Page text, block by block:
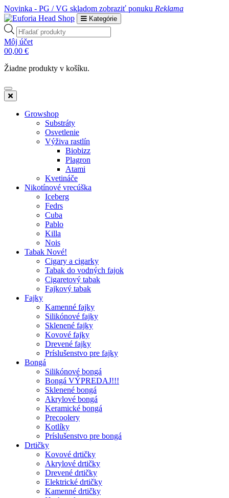
Novinka - PG / VG skladom zobraziť ponuku Reklama
Kategórie
Products
search
Môj účet
00,00 €
Žiadne produkty v košíku.
Growshop
Substráty
Osvetlenie
Výživa rastlín
Biobizz
Plagron
Atami
Kvetináče
Nikotínové vrecúška
Iceberg
Fedrs
Cuba
Pablo
Killa
Nois
Tabak Nové!
Cigary a cigarky
Tabak do vodných fajok
Cigaretový tabak
Fajkový tabak
Fajky
Kamenné fajky
Silikónové fajky
Sklenené fajky
Kovové fajky
Drevené fajky
Príslušenstvo pre fajky
Bongá
Silikónové bongá
Bongá VÝPREDAJ!!!
Sklenené bongá
Akrylové bongá
Keramické bongá
Precoolery
Kotlíky
Príslušenstvo pre bongá
Drtičky
Kovové drtičky
Akrylové drtičky
Drevené drtičky
Elektrické drtičky
Kamenné drtičky